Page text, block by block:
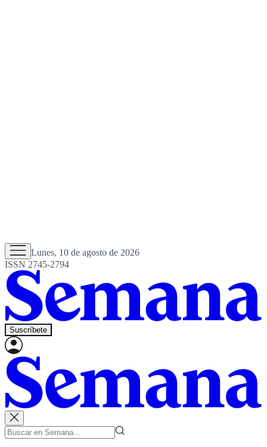
Lunes, 10 de agosto de 2026
ISSN 2745-2794
Suscríbete